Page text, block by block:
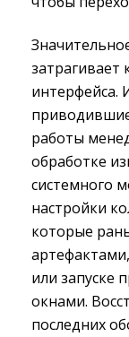
затрагивает
интерфейса.
работы
обработке
системного
настройки
которые
или запуске
окнами.
последних